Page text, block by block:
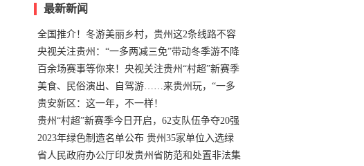
最新新闻
全国推介！冬游美丽乡村，贵州这2条线路不容
错过
央视关注贵州：“一多两减三免”带动冬季游不降
温
百余场赛事等你来！央视关注贵州“村超”新赛季
正式“打响”
美食、民俗演出、自驾游……来贵州玩，“一多
两减三免”！
贵安新区：这一年，不一样！
贵州“村超”新赛季今日开启，62支队伍争夺20强
名额
2023年绿色制造名单公布 贵州35家单位入选绿
色工厂
省人民政府办公厅印发贵州省防范和处置非法集